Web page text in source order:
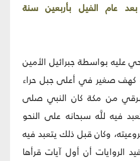
عام الفيل بأربعين سنة
عليه بواسطة جبرائيل الأمين
كهف صغير في أعلى جبل حراء
من مكة كان النبي صلى
فيه للَّه سبحانه على النحو
وكان قبل ذلك يتعبد فيه
الروايات أن أول آيات قرأها